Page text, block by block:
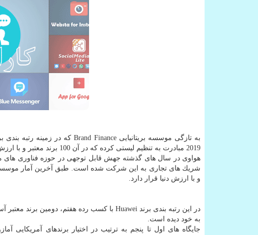
به تازگی موسسه بریتانیایی Brand Finance كه در زمینه رتبه بندی برندهای برتر فعالیت می كند با عنایت به وضعیت
2019 مبادرت به تنظیم لیستی كرده كه در آن 100 برند معتبر و با ارزش دنیا اعلام شده اند.
هواوی در سال های گذشته جهش قابل توجهی در حوزه فناوری های
و با ارزش دنیا قرار دارد.
به خود دیده است.
جایگاه های اول تا پنجم به ترتیب در اختیار برندهای آمریكایی